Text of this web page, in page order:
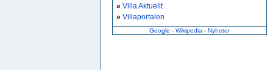
» Villa Aktuellt
» Villaportalen
Google - Wikipedia - Nyheter